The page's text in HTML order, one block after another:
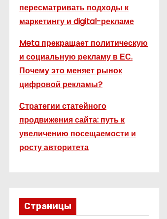
пересматривать подходы к
маркетингу и digital-рекламе
Meta прекращает политическую
и социальную рекламу в ЕС.
Почему это меняет рынок
цифровой рекламы?
Стратегии статейного
продвижения сайта: путь к
увеличению посещаемости и
росту авторитета
Страницы